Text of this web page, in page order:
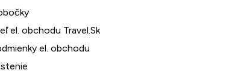
el. obchodu Travel.Sk
el. obchodu